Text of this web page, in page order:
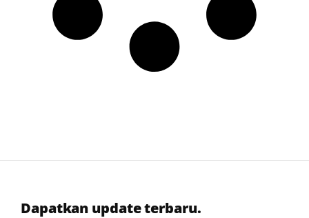
Dapatkan update terbaru.